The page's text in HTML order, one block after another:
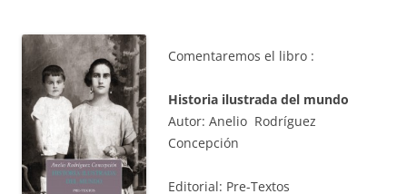
Comentaremos el libro :
Historia ilustrada del mundo
Autor: Anelio Rodríguez
Concepción
Editorial: Pre-Textos